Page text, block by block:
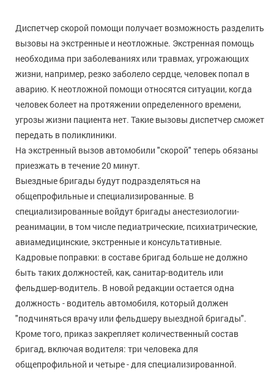
Диспетчер скорой помощи получает возможность разделить
вызовы на экстренные и неотложные. Экстренная помощь
необходима при заболеваниях или травмах, угрожающих
жизни, например, резко заболело сердце, человек попал в
аварию. К неотложной помощи относятся ситуации, когда
человек болеет на протяжении определенного времени,
угрозы жизни пациента нет. Такие вызовы диспетчер сможет
передать в поликлиники.
На экстренный вызов автомобили "скорой" теперь обязаны
приезжать в течение 20 минут.
Выездные бригады будут подразделяться на
общепрофильные и специализированные. В
специализированные войдут бригады анестезиологии-
реанимации, в том числе педиатрические, психиатрические,
авиамедицинские, экстренные и консультативные.
Кадровые поправки: в составе бригад больше не должно
быть таких должностей, как, санитар-водитель или
фельдшер-водитель. В новой редакции остается одна
должность - водитель автомобиля, который должен
"подчиняться врачу или фельдшеру выездной бригады".
Кроме того, приказ закрепляет количественный состав
бригад, включая водителя: три человека для
общепрофильной и четыре - для специализированной.